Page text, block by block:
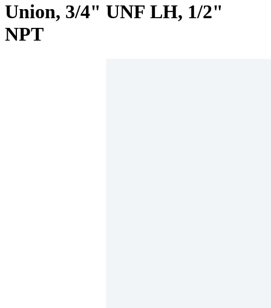
Union, 3/4" UNF LH, 1/2"
NPT